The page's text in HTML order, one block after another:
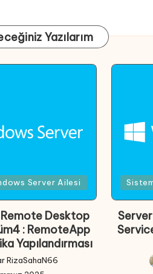
Yazılarım
Server Ailesi
Desktop
: RemoteApp
Yapılandırması
RizaSahaN66
Posted